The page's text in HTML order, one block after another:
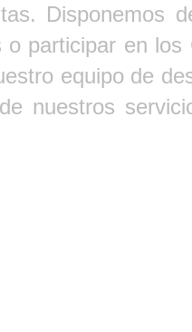
Disponemos
o participar en
equipo de
nuestros